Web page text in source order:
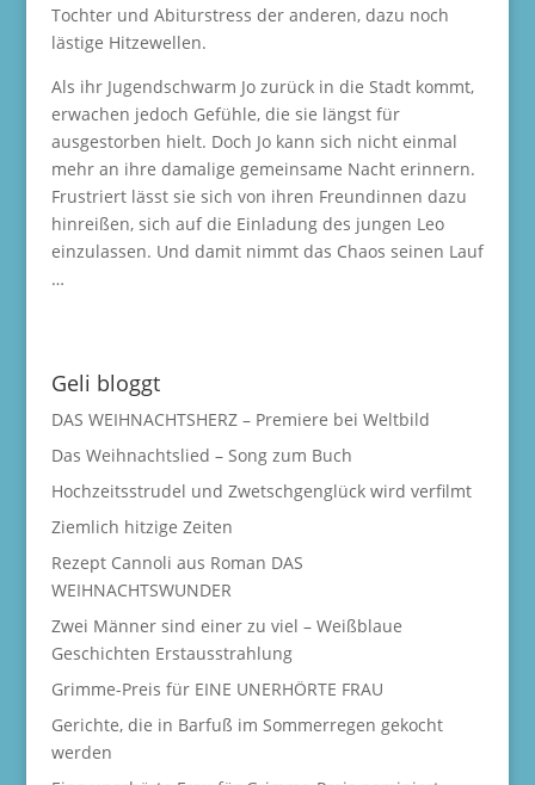
Tochter und Abiturstress der anderen, dazu noch
lästige Hitzewellen.
Als ihr Jugendschwarm Jo zurück in die Stadt kommt,
erwachen jedoch Gefühle, die sie längst für
ausgestorben hielt. Doch Jo kann sich nicht einmal
mehr an ihre damalige gemeinsame Nacht erinnern.
Frustriert lässt sie sich von ihren Freundinnen dazu
hinreißen, sich auf die Einladung des jungen Leo
einzulassen. Und damit nimmt das Chaos seinen Lauf
…
Geli bloggt
DAS WEIHNACHTSHERZ – Premiere bei Weltbild
Das Weihnachtslied – Song zum Buch
Hochzeitsstrudel und Zwetschgenglück wird verfilmt
Ziemlich hitzige Zeiten
Rezept Cannoli aus Roman DAS
WEIHNACHTSWUNDER
Zwei Männer sind einer zu viel – Weißblaue
Geschichten Erstausstrahlung
Grimme-Preis für EINE UNERHÖRTE FRAU
Gerichte, die in Barfuß im Sommerregen gekocht
werden